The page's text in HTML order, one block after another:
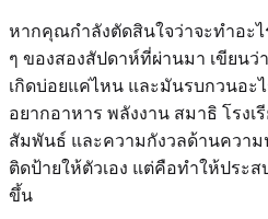
หากคุณกำลังตัดสินใจว่าจะทำอะไ
ๆ ของสองสัปดาห์ที่ผ่านมา เขียนว่า
เกิดบ่อยแค่ไหน และมันรบกวนอะ
อยากอาหาร พลังงาน สมาธิ โรง
สัมพันธ์ และความกังวลด้านความ
ติดป้ายให้ตัวเอง แต่คือทำให้ประ
ขึ้น